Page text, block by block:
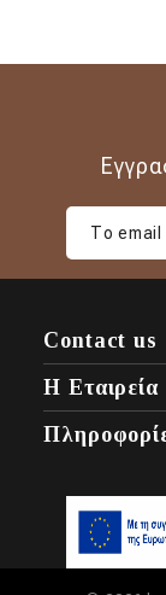
Contact us
Η Εταιρεία